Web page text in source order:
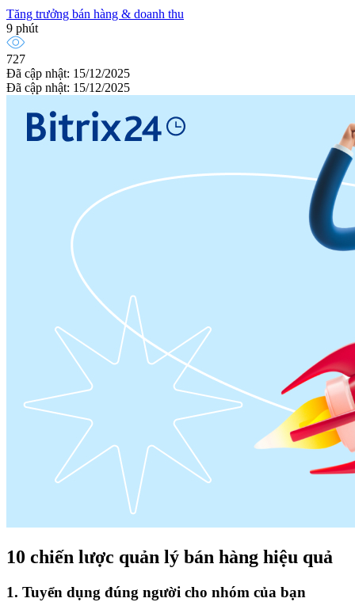
Tăng trưởng bán hàng & doanh thu
9 phút
727
Đã cập nhật: 15/12/2025
Đã cập nhật: 15/12/2025
10 chiến lược quản lý bán hàng hiệu quả
1. Tuyển dụng đúng người cho nhóm của bạn